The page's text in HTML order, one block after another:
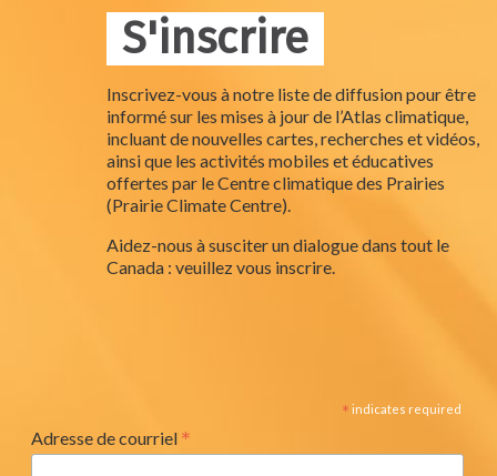
S'inscrire
Inscrivez-vous à notre liste de diffusion pour être
informé sur les mises à jour de l’Atlas climatique,
incluant de nouvelles cartes, recherches et vidéos,
ainsi que les activités mobiles et éducatives
offertes par le Centre climatique des Prairies
(Prairie Climate Centre).
Aidez-nous à susciter un dialogue dans tout le
Canada : veuillez vous inscrire.
* indicates required
Adresse de courriel *